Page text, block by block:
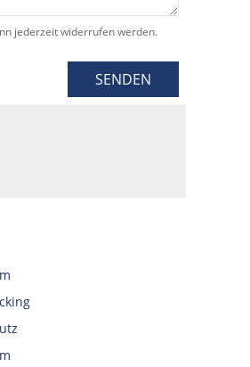
jederzeit widerrufen werden.
SENDEN